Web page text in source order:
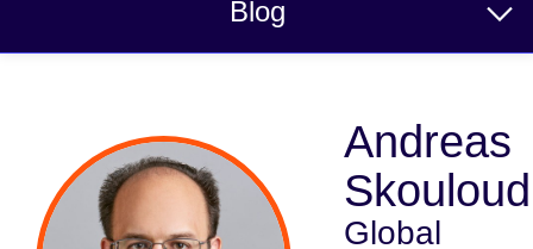
Blog
Azienda
Tecnico
Andreas
Global